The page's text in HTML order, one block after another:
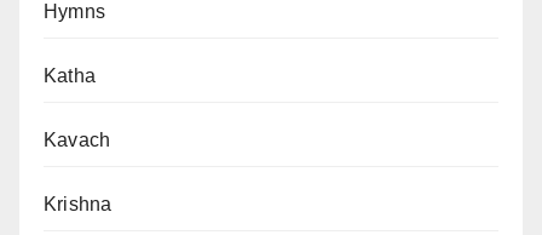
Hymns
Katha
Kavach
Krishna